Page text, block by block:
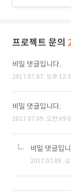
프로젝트 문의
비밀 댓글입니다.
2017.07.07. 오후
비밀 댓글입니다.
2017.07.09. 오전
비밀 댓글입
2017.07.09.